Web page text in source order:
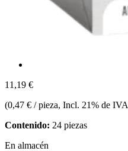
11,19 €
(0,47 € / pieza, Incl. 21% de IVA
Contenido: 24 piezas
En almacén